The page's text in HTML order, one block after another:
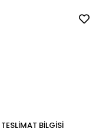
BILGISI